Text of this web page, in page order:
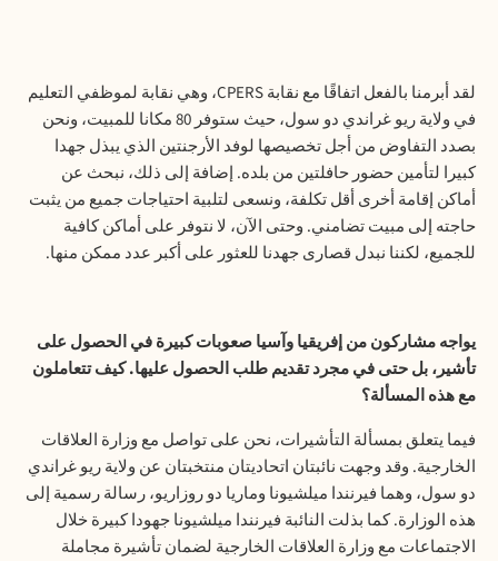
لقد أبرمنا بالفعل اتفاقًا مع نقابة CPERS، وهي نقابة لموظفي التعليم
في ولاية ريو غراندي دو سول، حيث ستوفر 80 مكانا للمبيت، ونحن
بصدد التفاوض من أجل تخصيصها لوفد الأرجنتين الذي يبذل جهدا
كبيرا لتأمين حضور حافلتين من بلده. إضافة إلى ذلك، نبحث عن
أماكن إقامة أخرى أقل تكلفة، ونسعى لتلبية احتياجات جميع من يثبت
حاجته إلى مبيت تضامني. وحتى الآن، لا نتوفر على أماكن كافية
للجميع، لكننا نبدل قصارى جهدنا للعثور على أكبر عدد ممكن منها.
يواجه مشاركون من إفريقيا وآسيا صعوبات كبيرة في الحصول على
تأشير، بل حتى في مجرد تقديم طلب الحصول عليها. كيف تتعاملون
مع هذه المسألة؟
فيما يتعلق بمسألة التأشيرات، نحن على تواصل مع وزارة العلاقات
الخارجية. وقد وجهت نائبتان اتحاديتان منتخبتان عن ولاية ريو غراندي
دو سول، وهما فيرنندا ميلشيونا وماريا دو روزاريو، رسالة رسمية إلى
هذه الوزارة. كما بذلت النائبة فيرنندا ميلشيونا جهودا كبيرة خلال
الاجتماعات مع وزارة العلاقات الخارجية لضمان تأشيرة مجاملة